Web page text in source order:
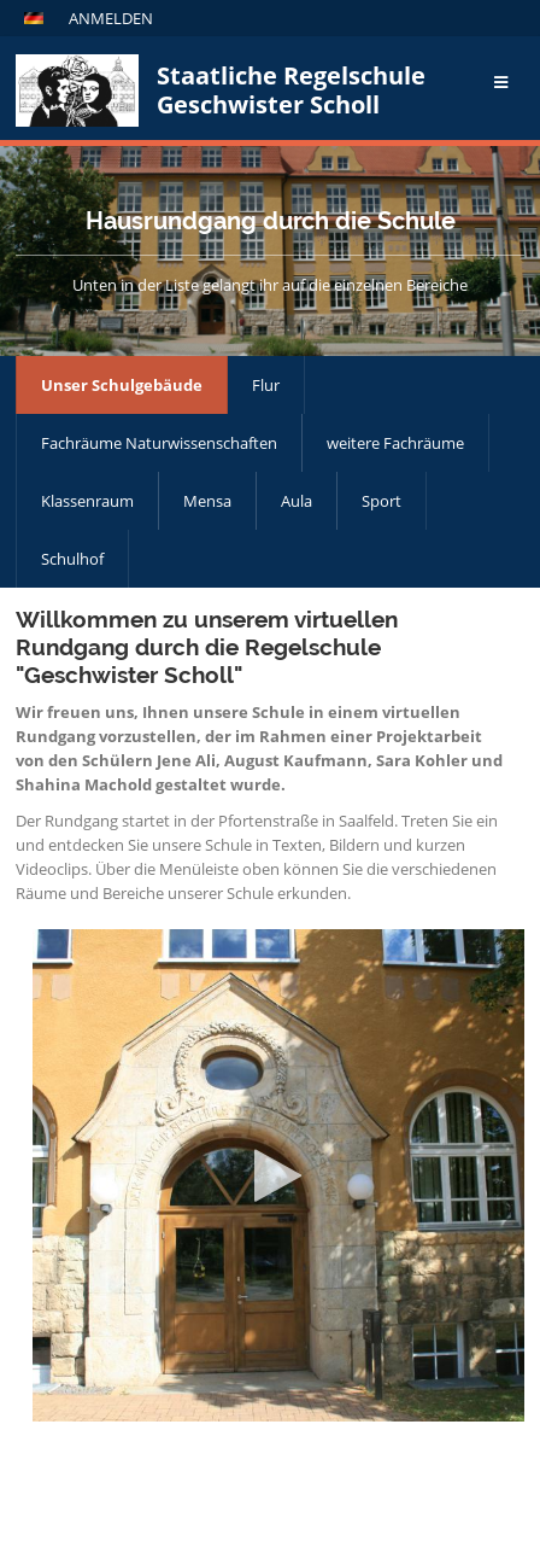
ANMELDEN
Staatliche Regelschule
Geschwister Scholl
Hausrundgang durch die Schule
Unten in der Liste gelangt ihr auf die einzelnen Bereiche
Unser Schulgebäude Flur
Fachräume Naturwissenschaften weitere Fachräume
Klassenraum Mensa Aula Sport
Schulhof
Willkommen zu unserem virtuellen
Rundgang durch die Regelschule
"Geschwister Scholl"
Wir freuen uns, Ihnen unsere Schule in einem virtuellen
Rundgang vorzustellen, der im Rahmen einer Projektarbeit
von den Schülern Jene Ali, August Kaufmann, Sara Kohler und
Shahina Machold gestaltet wurde.
Der Rundgang startet in der Pfortenstraße in Saalfeld. Treten Sie ein
und entdecken Sie unsere Schule in Texten, Bildern und kurzen
Videoclips. Über die Menüleiste oben können Sie die verschiedenen
Räume und Bereiche unserer Schule erkunden.